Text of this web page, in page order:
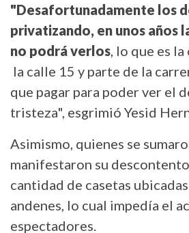
"Desafortunadamente los
privatizando, en unos años
no podrá verlos, lo que es
la calle 15 y parte de la
que pagar para poder ver el
tristeza", esgrimió Yesid
Asimismo, quienes se
manifestaron su
cantidad de casetas
andenes, lo cual impedía el
espectadores.